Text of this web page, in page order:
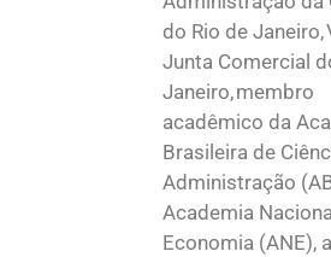
do Rio de Janeiro,
Junta Comercial
Janeiro, membro
acadêmico da
Brasileira de
Administração
Academia
Economia (ANE),